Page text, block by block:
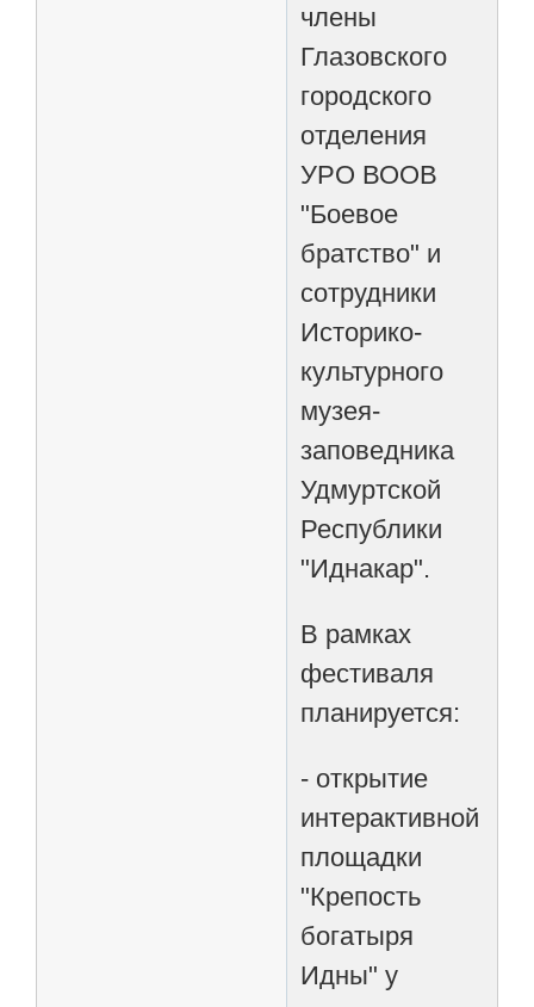
члены
Глазовского
городского
отделения
УРО ВООВ
"Боевое
братство" и
сотрудники
Историко-
культурного
музея-
заповедника
Удмуртской
Республики
"Иднакар".
В рамках
фестиваля
планируется:
- открытие
интерактивной
площадки
"Крепость
богатыря
Идны" у